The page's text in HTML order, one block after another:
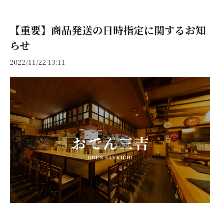
【重要】商品発送の日時指定に関するお知
らせ
2022/11/22 13:11